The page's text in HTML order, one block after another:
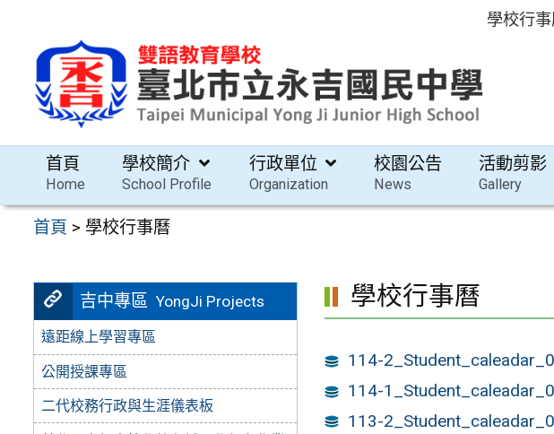
容
學校行
首頁
Home
學校簡介
School Profile
行政單位
Organization
校園公告
News
活動剪影
Gallery
首頁 > 學校行事曆
吉中專區 YongJi Projects
遠距線上學習專區
公開授課專區
二代校務行政與生涯儀表板
學校行事曆
114-
114-
113-